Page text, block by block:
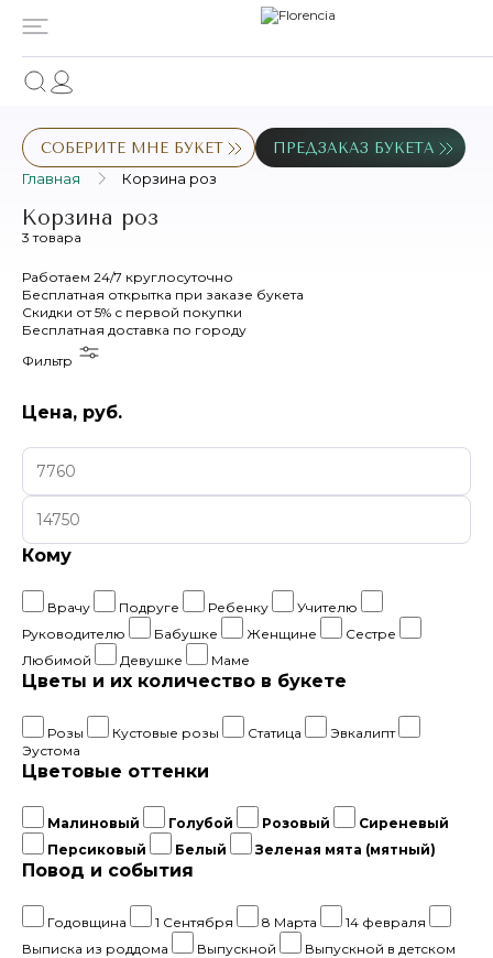
СОБЕРИТЕ МНЕ БУКЕТ ПРЕДЗАКАЗ БУКЕТА
Главная Корзина роз
Корзина роз
3 товара
Работаем 24/7 круглосуточно
Бесплатная открытка при заказе букета
Скидки от 5% с первой покупки
Бесплатная доставка по городу
Фильтр
Цена, руб.
Кому
Врачу Подруге Ребенку
Учителю
Руководителю
Бабушке Женщине
Сестре
Любимой
Девушке Маме
Цветы и их количество в букете
Розы Кустовые розы Статица
Эвкалипт
Эустома
Цветовые оттенки
Малиновый Голубой Розовый
Сиреневый
Персиковый
Белый Зеленая мята (мятный)
Повод и события
Годовщина 1 Сентября 8 Марта
14 февраля
Выписка из роддома
Выпускной
Выпускной в детском